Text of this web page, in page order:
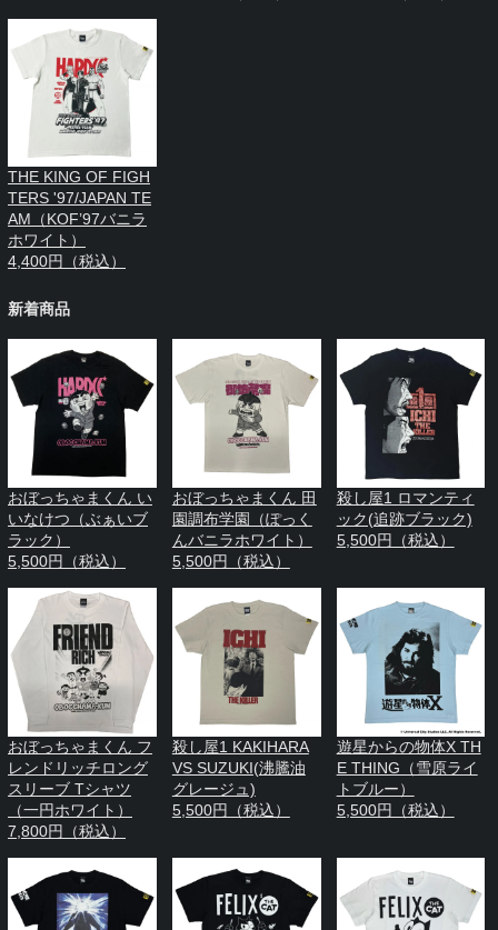
THE KING OF FIGH
TERS '97/JAPAN TE
AM（KOF’97バニラ
ホワイト）
4,400円（税込）
新着商品
おぼっちゃまくん い
いなけつ（ぶぁいブ
ラック）
5,500円（税込）
おぼっちゃまくん 田
園調布学園（ぽっく
んバニラホワイト）
5,500円（税込）
殺し屋1 ロマンティ
ック(追跡ブラック)
5,500円（税込）
おぼっちゃまくん フ
レンドリッチロング
スリーブ Tシャツ
（一円ホワイト）
7,800円（税込）
殺し屋1 KAKIHARA
VS SUZUKI(沸騰油
グレージュ)
5,500円（税込）
遊星からの物体X TH
E THING（雪原ライ
トブルー）
5,500円（税込）